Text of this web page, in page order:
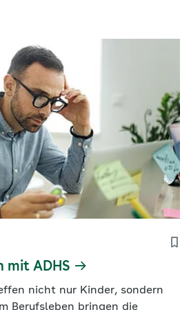
mit ADHS
nicht nur Kinder, sondern
Berufsleben bringen die